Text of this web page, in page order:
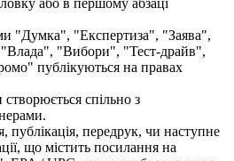
"Думка", "Експертиза", "Заява",
"Вибори", "Тест-драйв",
публікуються на правах
спільно з
публікація, передрук, чи наступне
що містить посилання на